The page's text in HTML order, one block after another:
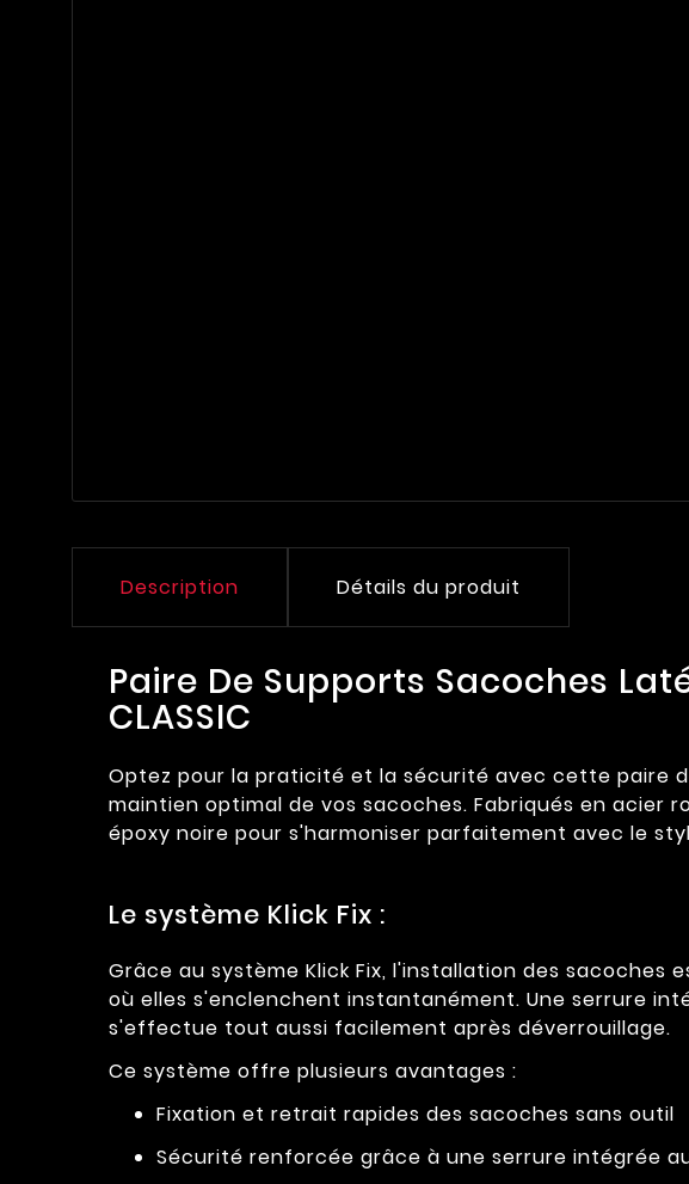
Description Détails du produit
Paire De Supports Sacoches
CLASSIC
Optez pour la praticité et la sécurité avec cette paire
maintien optimal de vos sacoches. Fabriqués en acier
époxy noire pour s'harmoniser parfaitement avec le
Le système Klick Fix :
Grâce au système Klick Fix, l'installation des
où elles s'enclenchent instantanément. Une serrure
s'effectue tout aussi facilement après déverrouillage.
Ce système offre plusieurs avantages :
Fixation et retrait rapides des sacoches sans outil
Sécurité renforcée grâce à une serrure intégrée